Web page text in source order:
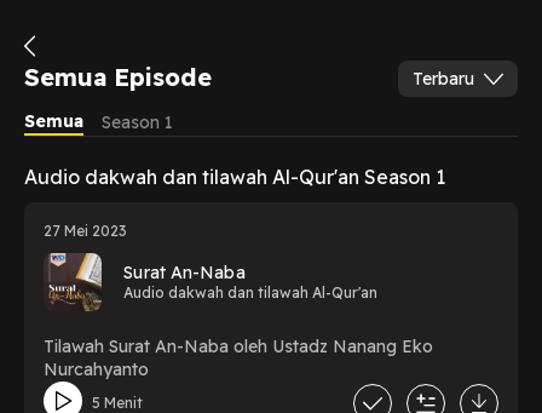
Semua Episode
Terbaru
Semua
Season 1
Audio dakwah dan tilawah Al-Qur'an Season 1
27 Mei 2023
Surat An-Naba
Audio dakwah dan tilawah Al-Qur'an
Tilawah Surat An-Naba oleh Ustadz Nanang Eko
Nurcahyanto
5 Menit